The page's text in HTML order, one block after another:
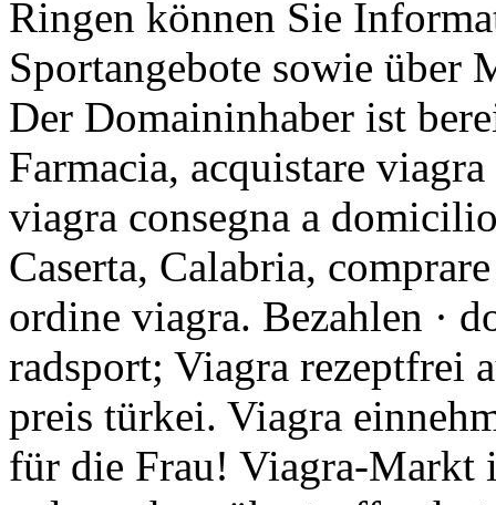
Ringen können Sie
Sportangebote sowie über
Der Domaininhaber ist
Farmacia, acquistare
viagra consegna a
Caserta, Calabria,
ordine viagra. Bezahlen ·
radsport; Viagra rezeptfrei
preis türkei. Viagra
für die Frau! Viagra-Markt